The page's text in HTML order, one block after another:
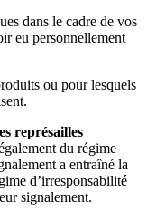
dans le cadre de vos
eu personnellement
ou pour lesquels
représailles
du régime
a entraîné la
d’irresponsabilité
signalement.